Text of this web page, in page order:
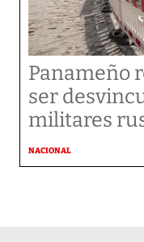
Panameño
ser
militares
NACIONAL